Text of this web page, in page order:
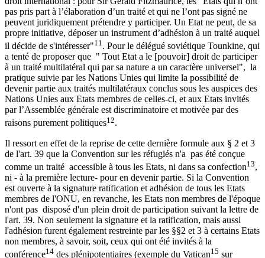
pas pris part à l’élaboration d’un traité et qui ne l’ont pas signé ne
peuvent juridiquement prétendre y participer. Un Etat ne peut, de sa
propre initiative, déposer un instrument d’adhésion à un traité auquel
il décide de s'intéresser"11. Pour le délégué soviétique Tounkine, qui
a tenté de proposer que " Tout Etat a le [pouvoir] droit de participer
à un traité multilatéral qui par sa nature a un caractère universel", la
pratique suivie par les Nations Unies qui limite la possibilité de
devenir partie aux traités multilatéraux conclus sous les auspices des
Nations Unies aux Etats membres de celles-ci, et aux Etats invités
par l’Assemblée générale est discriminatoire et motivée par des
raisons purement politiques12.
Il ressort en effet de la reprise de cette dernière formule aux § 2 et 3
de l'art. 39 que la Convention sur les réfugiés n'a pas été conçue
comme un traité accessible à tous les Etats, ni dans sa confection13,
ni - à la première lecture- pour en devenir partie. Si la Convention
est ouverte à la signature ratification et adhésion de tous les Etats
membres de l'ONU, en revanche, les Etats non membres de l'époque
n'ont pas disposé d'un plein droit de participation suivant la lettre de
l'art. 39. Non seulement la signature et la ratification, mais aussi
l'adhésion furent également restreinte par les §§2 et 3 à certains Etats
non membres, à savoir, soit, ceux qui ont été invités à la
conférence14 des plénipotentiaires (exemple du Vatican15 sur